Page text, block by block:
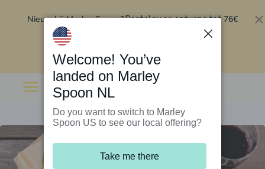
Nieuw bij Marley Spoon?Bestel nu en ontvang tot 76€
Welcome! You’ve
landed on Marley
Spoon NL
Do you want to switch to Marley
Spoon US to see our local offering?
Take me there